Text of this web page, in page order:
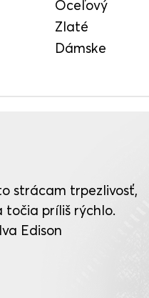
Oceľový
Zlaté
Dámske
strácam trpezlivosť,
točia príliš rýchlo.
Edison